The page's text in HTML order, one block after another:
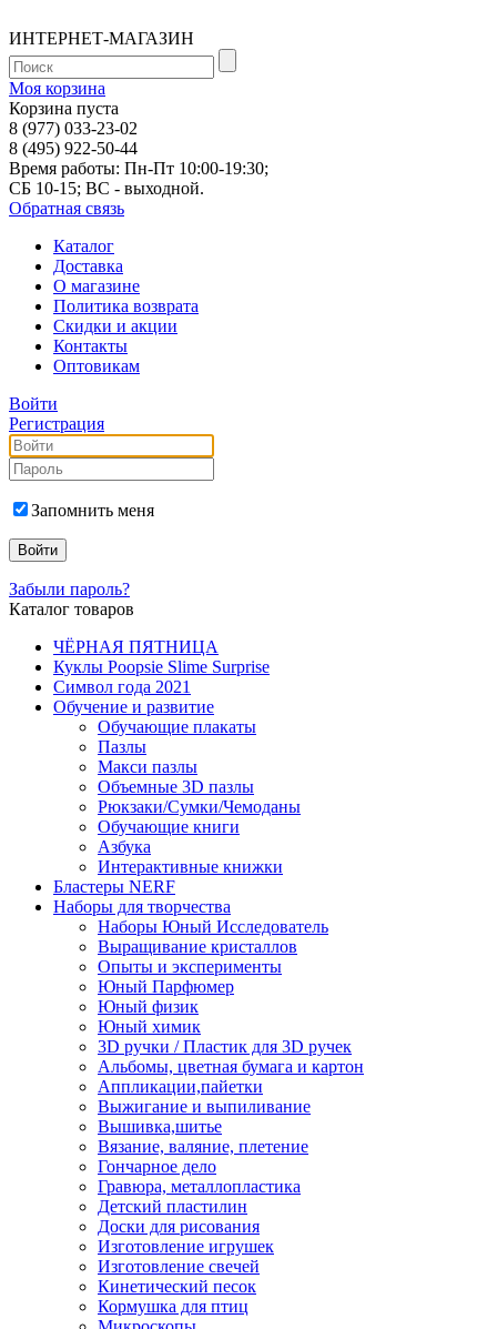
ИНТЕРНЕТ-МАГАЗИН
Моя корзина
Корзина пуста
8 (977) 033-23-02
8 (495) 922-50-44
Время работы: Пн-Пт 10:00-19:30;
СБ 10-15; ВС - выходной.
Обратная связь
Каталог
Доставка
О магазине
Политика возврата
Скидки и акции
Контакты
Оптовикам
Войти
Регистрация
Запомнить меня
Забыли пароль?
Каталог товаров
ЧЁРНАЯ ПЯТНИЦА
Куклы Poopsie Slime Surprise
Символ года 2021
Обучение и развитие
Обучающие плакаты
Пазлы
Макси пазлы
Объемные 3D пазлы
Рюкзаки/Сумки/Чемоданы
Обучающие книги
Азбука
Интерактивные книжки
Бластеры NERF
Наборы для творчества
Наборы Юный Исследователь
Выращивание кристаллов
Опыты и эксперименты
Юный Парфюмер
Юный физик
Юный химик
3D ручки / Пластик для 3D ручек
Альбомы, цветная бумага и картон
Аппликации,пайетки
Выжигание и выпиливание
Вышивка,шитье
Вязание, валяние, плетение
Гончарное дело
Гравюра, металлопластика
Детский пластилин
Доски для рисования
Изготовление игрушек
Изготовление свечей
Кинетический песок
Кормушка для птиц